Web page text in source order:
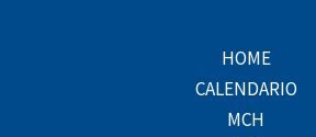
HOME
CALENDARIO
MCH